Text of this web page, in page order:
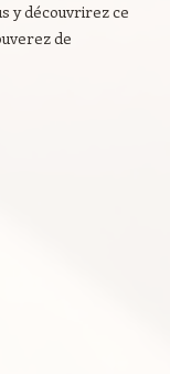
y découvrirez ce
de